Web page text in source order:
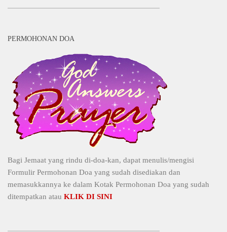
PERMOHONAN DOA
Bagi Jemaat yang rindu di-doa-kan, dapat menulis/mengisi
Formulir Permohonan Doa yang sudah disediakan dan
memasukkannya ke dalam Kotak Permohonan Doa yang sudah
ditempatkan atau KLIK DI SINI